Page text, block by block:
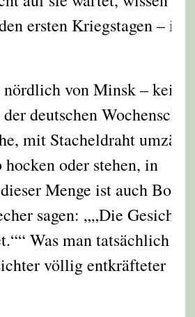
ersten Kriegstagen – in
von Minsk – kein
deutschen Wochenschau
mit Stacheldraht umzäunt,
oder stehen, in
Menge ist auch Boris
sagen:
„Die Gesichter
Was man tatsächlich sieht
völlig entkräfteter